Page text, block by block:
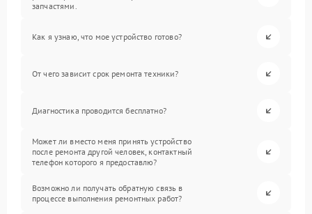
запчастями.
Как я узнаю, что мое устройство готово?
От чего зависит срок ремонта техники?
Диагностика проводится бесплатно?
Может ли вместо меня принять устройство
после ремонта другой человек, контактный
телефон которого я предоставлю?
Возможно ли получать обратную связь в
процессе выполнения ремонтных работ?